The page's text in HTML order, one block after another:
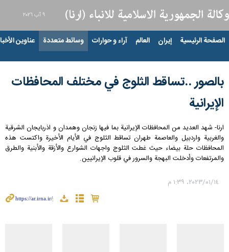
٩ آب ٢٠٢٦
الصفحة الرئيسية إيران العالم آراء و حوارات وسائط متعددة عناوين
بالصور ..تساقط الثلوج في مختلف المحافظات
الإیرانیة
ارنا- شهد العديد من المحافظات الإیرانیة بما فيها زنجان وهمدان و اذربايجان الشرقية
والغربية واردبيل والعاصمة طهران تساقط الثلوج في الأيام الأخيرة واكتست هذه
المحافظات حلة بيضاء حيث غطت الثلوج واجهات الشوارع والأزقة والأبنية والطرق
والمرتفعات وأدخلت البهجة والسرور في قلوب الإیرانیین.
١٤‏/٠١‏/٢٠٢٣، ١:٣٩ م